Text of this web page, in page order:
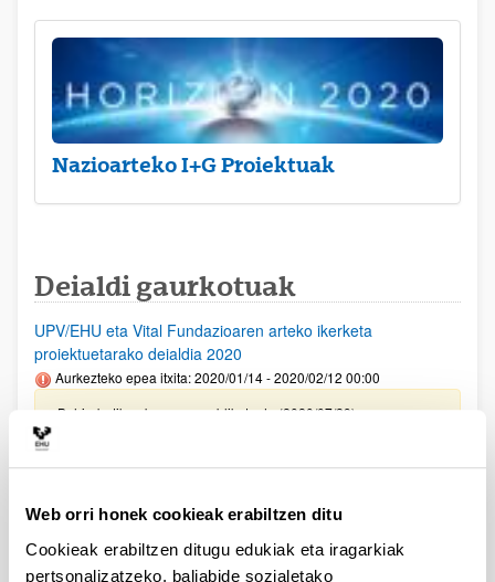
Web orri honek cookieak erabiltzen ditu
Cookieak erabiltzen ditugu edukiak eta iragarkiak
pertsonalizatzeko, baliabide sozialetako
Nazioarteko I+G Proiektuak
Deialdi gaurkotuak
UPV/EHU eta Vital Fundazioaren arteko ikerketa
proiektuetarako deialdia 2020
Aurkezteko epea itxita: 2020/01/14 - 2020/02/12 00:00
Behin-betiko ebazpena publikatu da (2020/07/29)
Aurreko deialdietan laguntzarik lortu ez duten
Aurkezteko epea itxita: 2020/06/01 - 2020/06/05 00:00
Ebazpena publikatu da (2020/06/17)